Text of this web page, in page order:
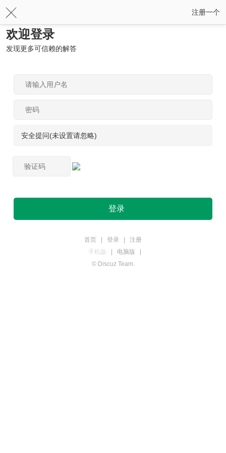
注册一个
欢迎登录
发现更多可信赖的解答
安全提问(未设置请忽略)
登录
首页 登录
注册
手机版
电脑版
© Discuz Team.